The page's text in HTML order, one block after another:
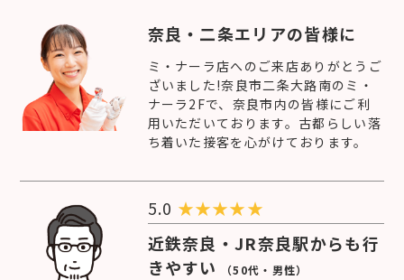
奈良・二条エリアの皆様に
ミ・ナーラ店へのご来店ありがとうご
ざいました!奈良市二条大路南のミ・
ナーラ2Fで、奈良市内の皆様にご利
用いただいております。古都らしい落
ち着いた接客を心がけております。
5.0 ★★★★★
近鉄奈良・JR奈良駅からも行
きやすい
（50代・男性）